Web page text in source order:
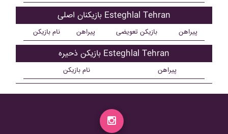
بازیکنان اصلی Esteghlal Tehran
نام بازیکن پیراهن بازیکن تعویضی پیراهن
بازیکن ذحیره Esteghlal Tehran
نام بازیکن پیراهن